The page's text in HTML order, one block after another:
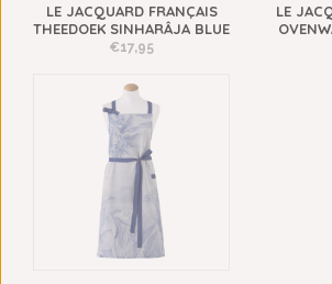
LE JACQUARD FRANÇAIS
THEEDOEK SINHARÂJA BLUE
€17,95
LE